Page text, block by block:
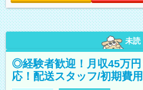
未読
◎経験者歓迎！月収45万
応！配送スタッフ/初期費